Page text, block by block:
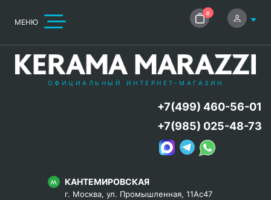
МЕНЮ
0
ОФИЦИАЛЬНЫЙ ИНТЕРНЕТ-МАГАЗИН
КАНТЕМИРОВСКАЯ
г. Москва, ул. Промышленная, 11Ас47
+7(499) 460-56-01
+7(985) 025-48-73